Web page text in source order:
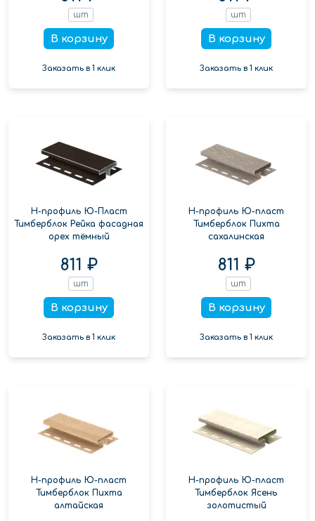
шт
В корзину
Заказать в 1 клик
шт
В корзину
Заказать в 1 клик
Н-профиль Ю-Пласт
Тимберблок Рейка фасадная
орех тёмный
811 ₽
шт
В корзину
Заказать в 1 клик
Н-профиль Ю-пласт
Тимберблок Пихта
сахалинская
811 ₽
шт
В корзину
Заказать в 1 клик
Н-профиль Ю-пласт
Тимберблок Пихта
алтайская
Н-профиль Ю-пласт
Тимберблок Ясень
золотистый